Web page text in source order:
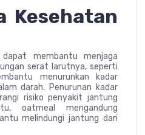
Kesehatan
membantu menjaga
serat larutnya, seperti
menurunkan kadar
darah. Penurunan kadar
risiko penyakit jantung
oatmeal mengandung
melindungi jantung dari